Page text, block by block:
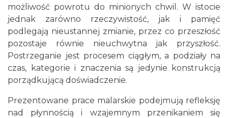
Silesia Marathon 2026
Chorzów
2026-10-04
15.90 km
możliwość powrotu do minionych chwil. W istocie
jednak zarówno rzeczywistość, jak i pamięć
podlegają nieustannej zmianie, przez co przeszłość
pozostaje równie nieuchwytna jak przyszłość.
Postrzeganie jest procesem ciągłym, a podziały na
czas, kategorie i znaczenia są jedynie konstrukcją
porządkującą doświadczenie.
Prezentowane prace malarskie podejmują refleksję
nad płynnością i wzajemnym przenikaniem się